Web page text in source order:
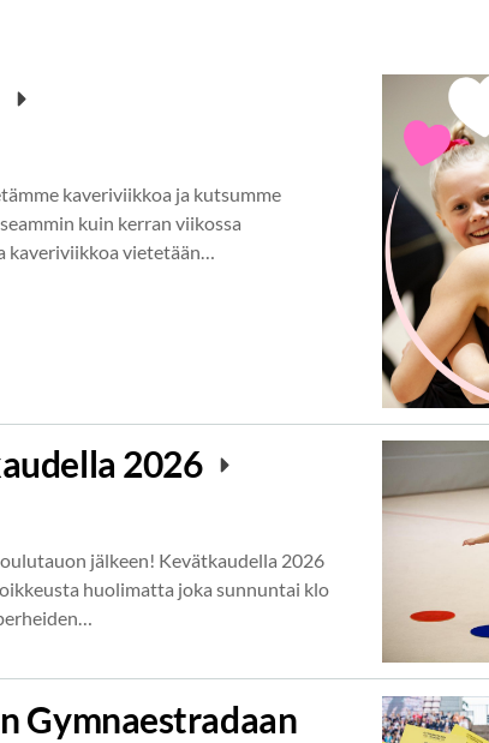
kaveriviikkoa ja kutsumme
kuin kerran viikossa
kaveriviikkoa vietetään…
2026
jälkeen! Kevätkaudella 2026
huolimatta joka sunnuntai klo
Gymnaestradaan